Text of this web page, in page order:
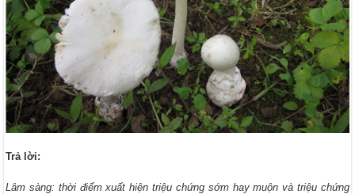
Trả lời:
Lâm sàng: thời điểm xuất hiện triệu chứng sớm hay muộn và triệu chứng